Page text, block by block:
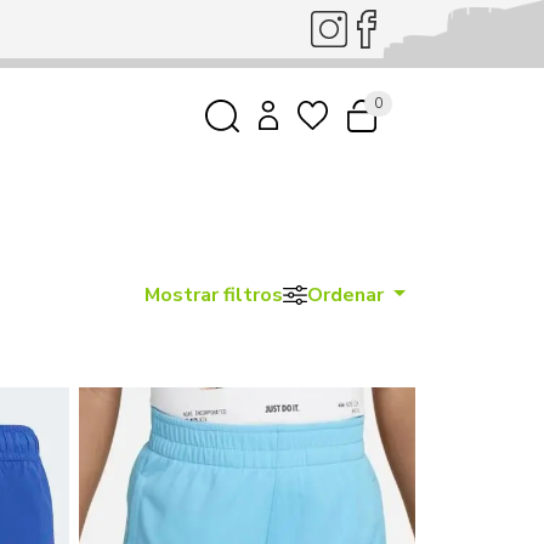
0
Mostrar filtros Ordenar